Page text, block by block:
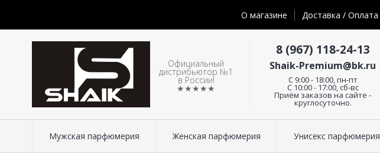
О магазине Доставка / Оплата
Официальный
дистрибьютор №1
в России!
★★★★★
8 (967) 118-24-13
Shaik-Premium@bk.ru
C 9:00 - 18:00, пн-пт
С 10:00 - 17:00, сб-вс
Приём заказов на сайте -
круглосуточно.
Мужская парфюмерия Женская парфюмерия Унисекс парфюмерия